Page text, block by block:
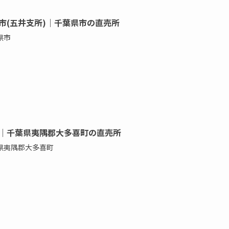
(五井支所)｜千葉県市の直売所
市
千葉県夷隅郡大多喜町の直売所
夷隅郡大多喜町